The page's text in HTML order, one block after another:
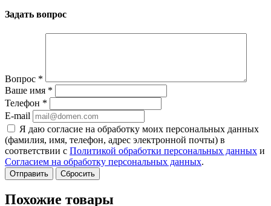
Задать вопрос
Вопрос *
Ваше имя *
Телефон *
E-mail
Я даю согласие на обработку моих персональных данных
(фамилия, имя, телефон, адрес электронной почты) в
соответствии с Политикой обработки персональных данных и
Согласием на обработку персональных данных.
Сбросить
Похожие товары